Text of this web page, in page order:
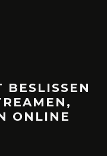
BESLISSEN
ONLINE